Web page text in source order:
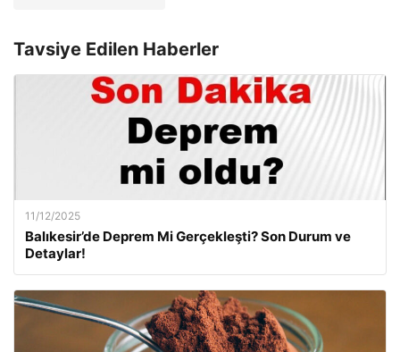
Tavsiye Edilen Haberler
11/12/2025
Balıkesir’de Deprem Mi Gerçekleşti? Son Durum ve
Detaylar!